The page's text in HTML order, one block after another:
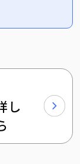
し